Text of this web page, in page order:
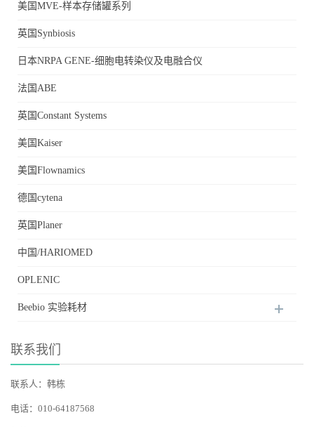
美国MVE-样本存储罐系列
英国Synbiosis
日本NRPA GENE-细胞电转染仪及电融合仪
法国ABE
英国Constant Systems
美国Kaiser
美国Flownamics
德国cytena
英国Planer
中国/HARIOMED
OPLENIC
Beebio 实验耗材
联系我们
联系人：韩栋
电话：010-64187568